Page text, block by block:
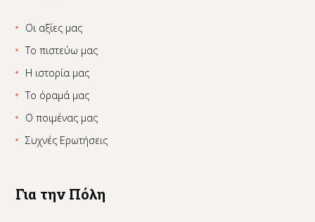
Οι αξίες μας
Το πιστεύω μας
Η ιστορία μας
Το όραμά μας
Ο ποιμένας μας
Συχνές Ερωτήσεις
Για την Πόλη